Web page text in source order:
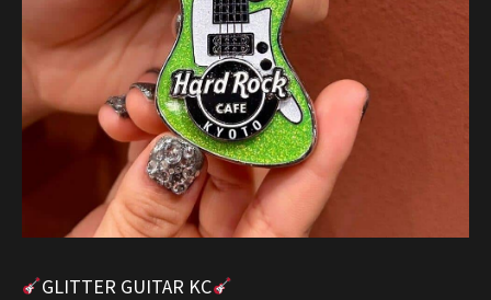
GLITTER GUITAR KC